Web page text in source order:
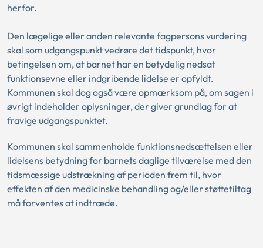
herfor.
Den lægelige eller anden relevante fagpersons vurdering
skal som udgangspunkt vedrøre det tidspunkt, hvor
betingelsen om, at barnet har en betydelig nedsat
funktionsevne eller indgribende lidelse er opfyldt.
Kommunen skal dog også være opmærksom på, om sagen i
øvrigt indeholder oplysninger, der giver grundlag for at
fravige udgangspunktet.
Kommunen skal sammenholde funktionsnedsættelsen eller
lidelsens betydning for barnets daglige tilværelse med den
tidsmæssige udstrækning af perioden frem til, hvor
effekten af den medicinske behandling og/eller støttetiltag
må forventes at indtræde.